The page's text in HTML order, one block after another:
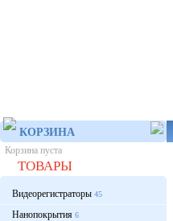
КОРЗИНА
Корзина пуста
ТОВАРЫ
Видеорегистраторы 45
Нанопокрытия 6